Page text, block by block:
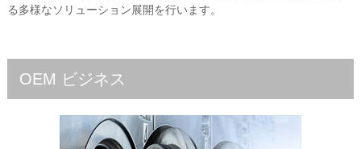
る多様なソリューション展開を行います。
OEM ビジネス